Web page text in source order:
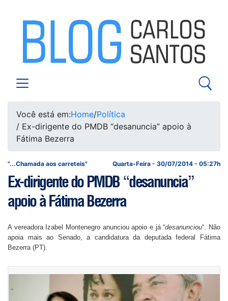
Você está em:Home/Política
/ Ex-dirigente do PMDB “desanuncia” apoio à
Fátima Bezerra
Quarta-Feira - 30/07/2014 - 05:27h
"...Chamada aos carreteis"
Ex-dirigente do PMDB “desanuncia”
apoio à Fátima Bezerra
A vereadora Izabel Montenegro anunciou apoio e já “desanunciou“. Não
apoia mais ao Senado, a candidatura da deputada federal Fátima
Bezerra (PT).